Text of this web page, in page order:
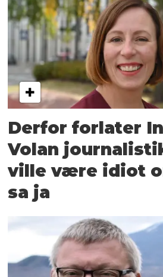
Derfor forlater
Volan
ville være idiot
sa ja